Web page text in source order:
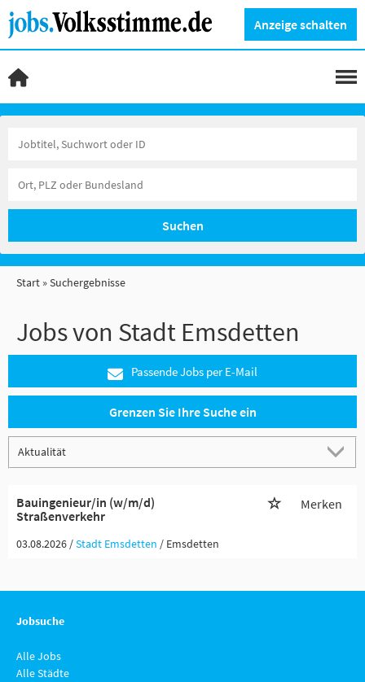
Anzeige schalten
Suchen
Start Suchergebnisse
Jobs von Stadt Emsdetten
Passende Jobs per E-Mail
Grenzen Sie Ihre Suche ein
Bauingenieur/in (w/m/d)
Straßenverkehr
Merken
03.08.2026 /Stadt Emsdetten / Emsdetten
Jobsuche
Alle Jobs
Alle Städte